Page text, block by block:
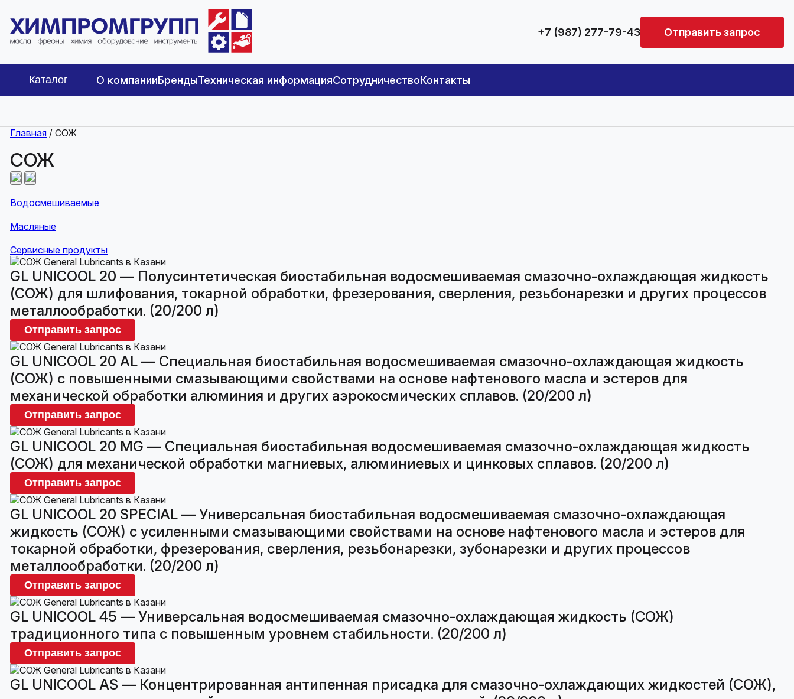
+7 (987) 277-79-43 Отправить запрос
Каталог О компанииБрендыТехническая информацияСотрудничествоКонтакты
Главная / СОЖ
СОЖ
Водосмешиваемые
Масляные
Сервисные продукты
GL UNICOOL 20 — Полусинтетическая биостабильная водосмешиваемая смазочно-охлаждающая жидкость
(СОЖ) для шлифования, токарной обработки, фрезерования, сверления, резьбонарезки и других процессов
металлообработки. (20/200 л)
Отправить запрос
GL UNICOOL 20 AL — Специальная биостабильная водосмешиваемая смазочно-охлаждающая жидкость
(СОЖ) с повышенными смазывающими свойствами на основе нафтенового масла и эстеров для
механической обработки алюминия и других аэрокосмических сплавов. (20/200 л)
Отправить запрос
GL UNICOOL 20 MG — Специальная биостабильная водосмешиваемая смазочно-охлаждающая жидкость
(СОЖ) для механической обработки магниевых, алюминиевых и цинковых сплавов. (20/200 л)
Отправить запрос
GL UNICOOL 20 SPECIAL — Универсальная биостабильная водосмешиваемая смазочно-охлаждающая
жидкость (СОЖ) с усиленными смазывающими свойствами на основе нафтенового масла и эстеров для
токарной обработки, фрезерования, сверления, резьбонарезки, зубонарезки и других процессов
металлообработки. (20/200 л)
Отправить запрос
GL UNICOOL 45 — Универсальная водосмешиваемая смазочно-охлаждающая жидкость (СОЖ)
традиционного типа с повышенным уровнем стабильности. (20/200 л)
Отправить запрос
GL UNICOOL AS — Концентрированная антипенная присадка для смазочно-охлаждающих жидкостей (СОЖ),